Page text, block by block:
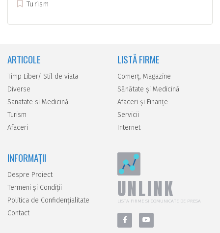
Turism
ARTICOLE
Timp Liber/ Stil de viata
Diverse
Sanatate si Medicină
Turism
Afaceri
LISTĂ FIRME
Comerţ, Magazine
Sănătate şi Medicină
Afaceri şi Finanţe
Servicii
Internet
INFORMAȚII
Despre Proiect
Termeni și Condiții
Politica de Confidențialitate
Contact
UNLINK
LISTA FIRME SI COMUNICATE DE PRESA